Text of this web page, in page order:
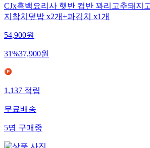
CJx흑백요리사 햇반 컵반 꽈리고추돼지
지참치덮밥 x2개+파김치 x1개
54,900원
31%37,900원
1,137적립
무료배송
5명구매중